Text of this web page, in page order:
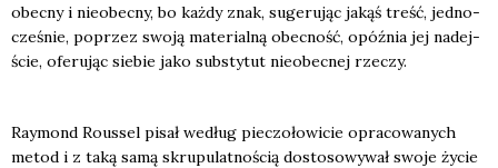
obec­ny i nie­obec­ny, bo każ­dy znak, suge­ru­jąc jakąś treść, jed­no­
cze­śnie, poprzez swo­ją mate­rial­ną obec­ność, opóź­nia jej nadej­
ście, ofe­ru­jąc sie­bie jako sub­sty­tut nie­obec­nej rze­czy.
Ray­mond Rous­sel pisał według pie­czo­ło­wi­cie opra­co­wa­nych
metod i z taką samą skru­pu­lat­no­ścią dosto­so­wy­wał swo­je życie